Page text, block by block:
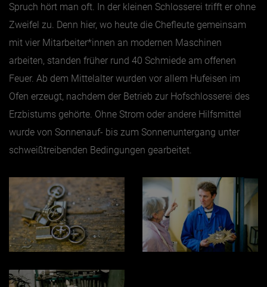
Spruch hört man oft. In der kleinen Schlosserei trifft er ohne
Zweifel zu. Denn hier, wo heute die Chefleute gemeinsam
mit vier Mitarbeiter*innen an modernen Maschinen
arbeiten, standen früher rund 40 Schmiede am offenen
Feuer. Ab dem Mittelalter wurden vor allem Hufeisen im
Ofen erzeugt, nachdem der Betrieb zur Hofschlosserei des
Erzbistums gehörte. Ohne Strom oder andere Hilfsmittel
wurde von Sonnenauf- bis zum Sonnenuntergang unter
schweißtreibenden Bedingungen gearbeitet.